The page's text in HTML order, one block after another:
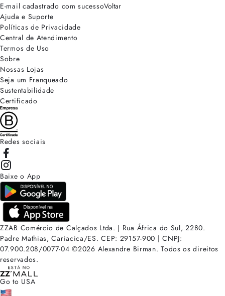
E-mail cadastrado com sucessoVoltar
Ajuda e Suporte
Políticas de Privacidade
Central de Atendimento
Termos de Uso
Sobre
Nossas Lojas
Seja um Franqueado
Sustentabilidade
Certificado
Redes sociais
Baixe o App
ZZAB Comércio de Calçados Ltda. | Rua África do Sul, 2280.
Padre Mathias, Cariacica/ES. CEP: 29157-900 | CNPJ:
07.900.208/0077-04 ©2026 Alexandre Birman. Todos os direitos
reservados.
Go to USA